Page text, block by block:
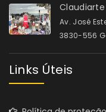
Av. José
3830-556
Links Úteis